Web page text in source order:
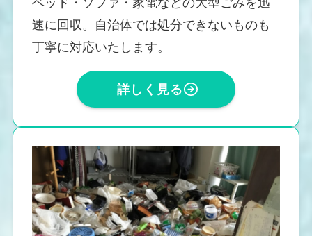
ベッド・ソファ・家電などの大型ごみを迅
速に回収。自治体では処分できないものも
丁寧に対応いたします。
詳しく見る